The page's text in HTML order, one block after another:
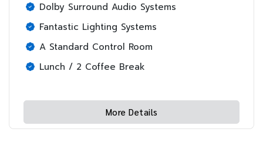
Dolby Surround Audio Systems
Fantastic Lighting Systems
A Standard Control Room
Lunch / 2 Coffee Break
More Details